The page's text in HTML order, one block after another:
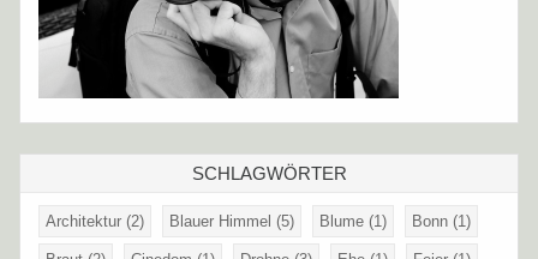
SCHLAGWÖRTER
Architektur (2) Blauer Himmel (5) Blume (1) Bonn (1)